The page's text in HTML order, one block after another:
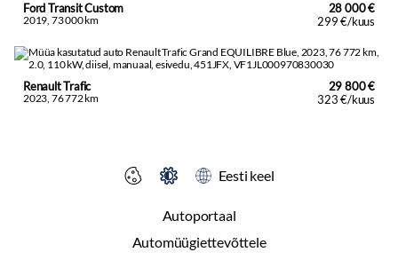
Ford Transit Custom
2019, 73 000 km
28 000 €
299 €/kuus
Renault Trafic
2023, 76 772 km
29 800 €
323 €/kuus
Autoportaal
Automüügiettevõttele
Eesti keel